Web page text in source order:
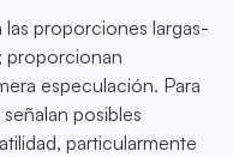
proporciones largas-
proporcionan
especulación. Para
posibles
particularmente